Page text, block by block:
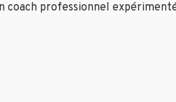
professionnel